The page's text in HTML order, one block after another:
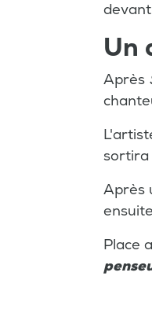
Un
Après
sortira
Après
Place